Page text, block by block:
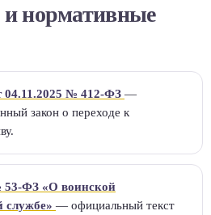
нормативные
04.11.2025 № 412-ФЗ —
закон о переходе к
ФЗ «О воинской
службе» — официальный текст